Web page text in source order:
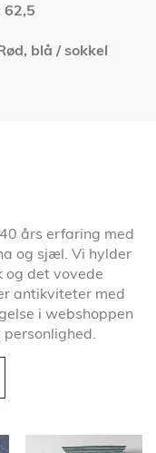
62,5
blå / sokkel
års erfaring med
og sjæl. Vi hylder
det vovede
antikviteter med
i webshoppen